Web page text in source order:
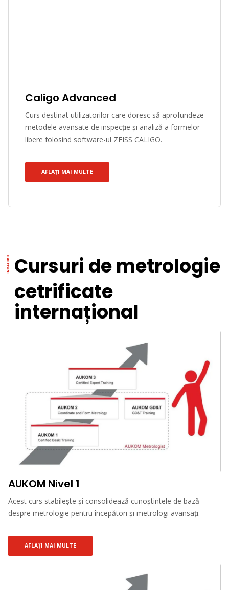
Caligo Advanced
Curs destinat utilizatorilor care doresc să aprofundeze
metodele avansate de inspecție și analiză a formelor
libere folosind software-ul ZEISS CALIGO.
AFLAȚI MAI MULTE
Cursuri de metrologie
cetrificate
internațional
AUKOM Nivel 1
Acest curs stabilește și consolidează cunoștintele de bază
despre metrologie pentru începători și metrologi avansați.
AFLAȚI MAI MULTE